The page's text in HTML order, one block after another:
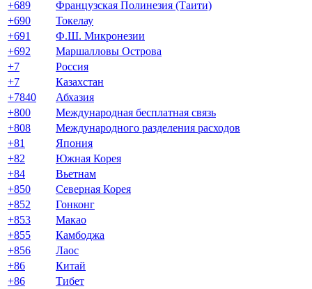
+689
Французская Полинезия (Таити)
+690
Токелау
+691
Ф.Ш. Микронезии
+692
Маршалловы Острова
+7
Россия
+7
Казахстан
+7840
Абхазия
+800
Международная бесплатная связь
+808
Международного разделения расходов
+81
Япония
+82
Южная Корея
+84
Вьетнам
+850
Северная Корея
+852
Гонконг
+853
Макао
+855
Камбоджа
+856
Лаос
+86
Китай
+86
Тибет